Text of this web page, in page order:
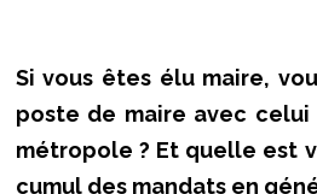
Si vous êtes élu maire,
poste de maire avec
métropole ? Et quelle est
cumul des mandats en